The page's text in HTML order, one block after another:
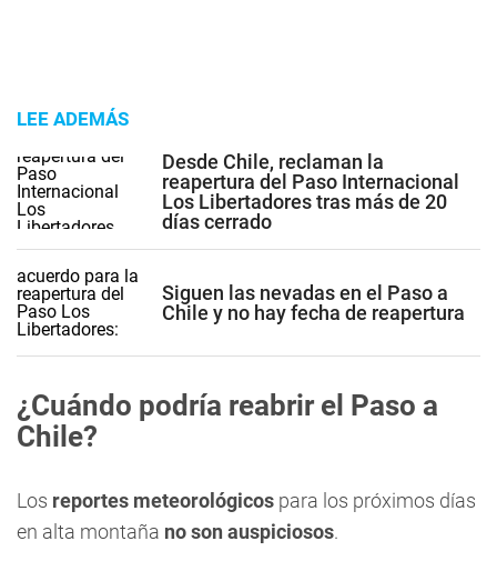
LEE ADEMÁS
Desde Chile, reclaman la
reapertura del Paso Internacional
Los Libertadores tras más de 20
días cerrado
Siguen las nevadas en el Paso a
Chile y no hay fecha de reapertura
¿Cuándo podría reabrir el Paso a
Chile?
Los reportes meteorológicos para los próximos días
en alta montaña no son auspiciosos.